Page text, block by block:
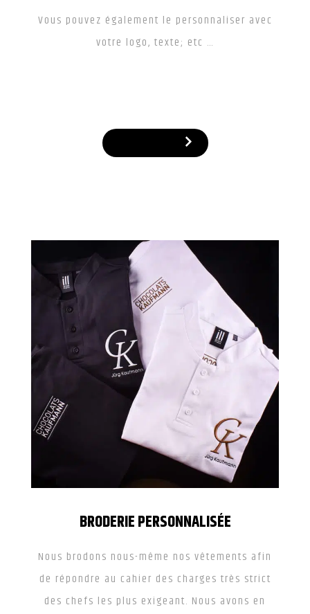
Vous pouvez également le personnaliser avec
votre logo, texte; etc …
BRODERIE PERSONNALISÉE
Nous brodons nous-même nos vêtements afin
de répondre au cahier des charges très strict
des chefs les plus exigeant. Nous avons en